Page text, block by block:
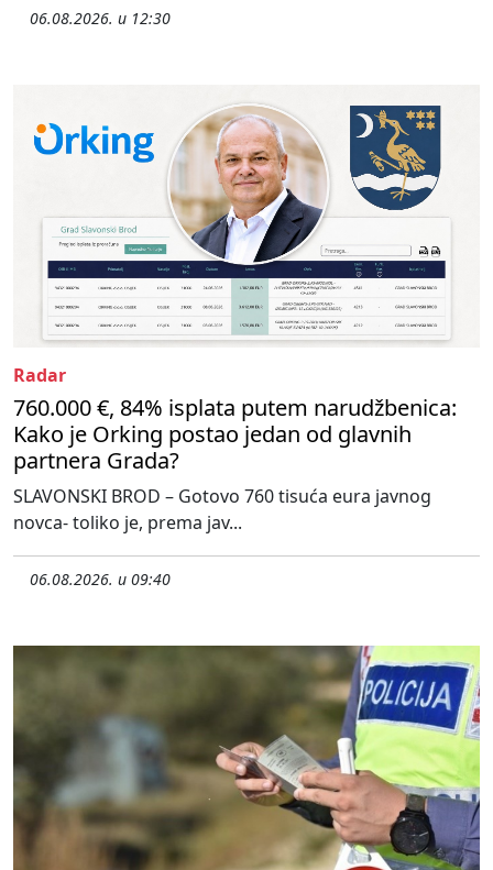
06.08.2026. u 12:30
Radar
760.000 €, 84% isplata putem narudžbenica:
Kako je Orking postao jedan od glavnih
partnera Grada?
SLAVONSKI BROD – Gotovo 760 tisuća eura javnog
novca- toliko je, prema jav...
06.08.2026. u 09:40